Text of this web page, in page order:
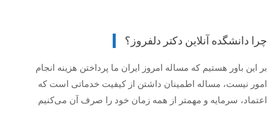
چرا دانشگده آنلاین دکتر دلفروز؟
بر این باور هستیم که مساله امروز ایران ما پرداختن هزینه انجام
امور نیست، مساله اطمینان داشتن از کیفیت خدماتی است که
اعتماد، سرمایه و مهمتر از همه زمان خود را صرف آن می‌کنیم.